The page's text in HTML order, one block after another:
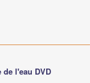
de l'eau DVD